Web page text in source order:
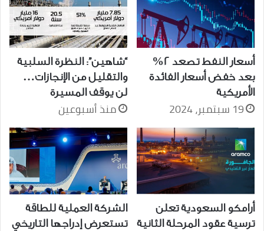
أسعار النفط تصعد 2%
بعد خفض أسعار الفائدة
الأمريكية
19 سبتمبر، 2024
“شاهين”: النظرة السلبية
والتقليل من الإنجازات…
لن يوقف المسيرة
منذ أسبوعين
أرامكو السعودية تعلن
ترسية عقود المرحلة الثانية
الشركة العملية للطاقة
تستعرض إدراجها التاريخي